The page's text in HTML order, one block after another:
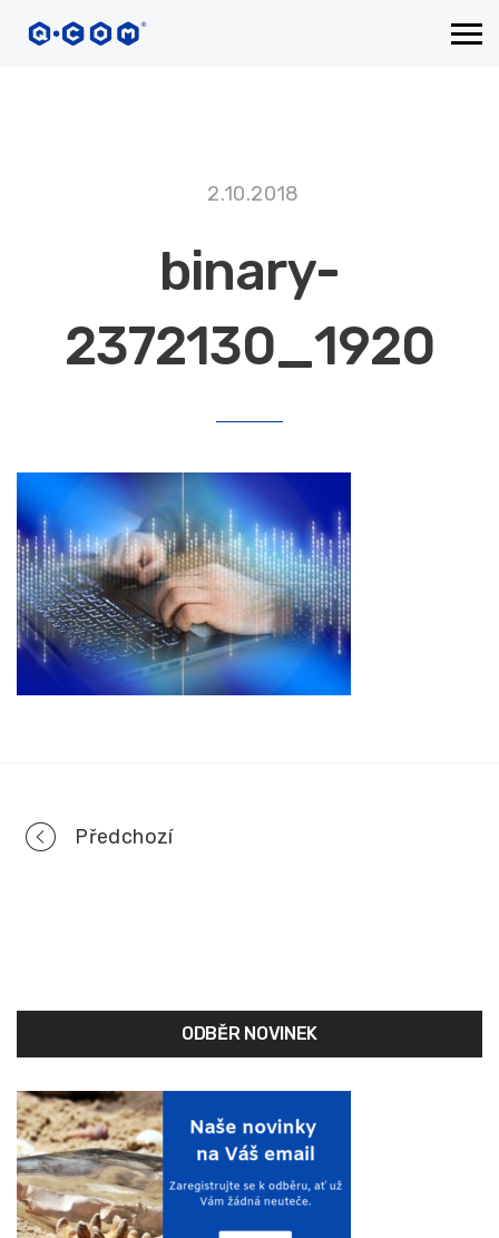
2.10.2018
binary-
2372130_1920
Portfolio
Předchozí
ODBĚR NOVINEK